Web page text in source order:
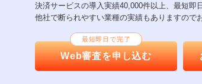
決済サービスの導入実績40,000件以上、最短即
他社で断られやすい業種の実績もありますので
最短即日で完了
Web審査を申し込む